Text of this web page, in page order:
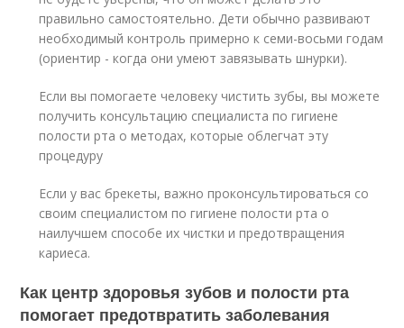
правильно самостоятельно. Дети обычно развивают
необходимый контроль примерно к семи-восьми годам
(ориентир - когда они умеют завязывать шнурки).
Если вы помогаете человеку чистить зубы, вы можете
получить консультацию специалиста по гигиене
полости рта о методах, которые облегчат эту
процедуру
Если у вас брекеты, важно проконсультироваться со
своим специалистом по гигиене полости рта о
наилучшем способе их чистки и предотвращения
кариеса.
Как центр здоровья зубов и полости рта
помогает предотвратить заболевания